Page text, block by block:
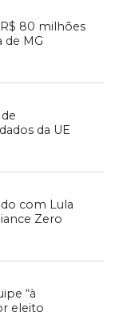
80 milhões
de MG
da UE
com Lula
Zero
“à
eleito